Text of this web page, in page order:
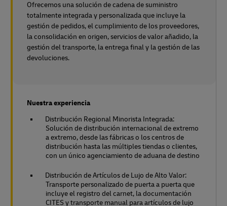
Ofrecemos una solución de cadena de suministro
totalmente integrada y personalizada que incluye la
gestión de pedidos, el cumplimiento de los proveedores,
la consolidación en origen, servicios de valor añadido, la
gestión del transporte, la entrega final y la gestión de las
devoluciones.
Nuestra experiencia
Distribución Regional Minorista Integrada:
Solución de distribución internacional de extremo
a extremo, desde las fábricas o los centros de
distribución hasta las múltiples tiendas o clientes,
con un único agenciamiento de aduana de destino
Distribución de Artículos de Lujo de Alto Valor:
Transporte personalizado de puerta a puerta que
incluye el registro del carnet, la documentación
CITES y transporte manual para artículos de lujo